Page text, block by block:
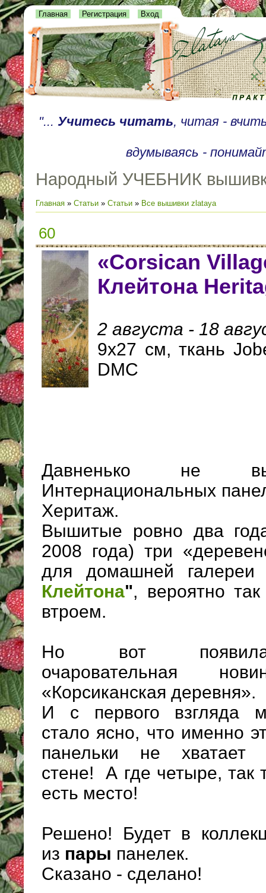
Главная Регистрация Вход
"... Учитесь читать, читая -
вдумываясь -
Народный УЧЕБНИК
Главная » Статьи » Статьи » Все вышивки zlataya
60
«Corsican
Клейтона
2 августа - 18
9х27 см, ткань
DMC
Давненько не
Интернациональных
Херитаж.
Вышитые ровно два
2008 года) три
для домашней
Клейтона", вероятно
втроем.
Но вот
очаровательная
«Корсиканская деревня».
И с первого взгляда
стало ясно, что именно
панельки не хватает
стене! А где четыре, так
есть место!
Решено! Будет в
из пары панелек.
Сказано - сделано!